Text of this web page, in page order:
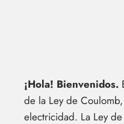
¡Hola! Bienvenidos.
de la Ley de
electricidad. La Ley